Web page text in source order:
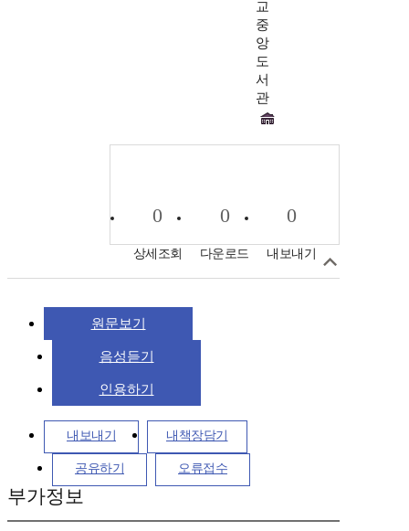
교
중
앙
도
서
관
0
상세조회
0
다운로드
0
내보내기
원문보기
음성듣기
인용하기
내보내기 내책장담기
공유하기 오류접수
부가정보